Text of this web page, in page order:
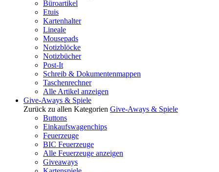
Büroartikel
Etuis
Kartenhalter
Lineale
Mousepads
Notizblöcke
Notizbücher
Post-It
Schreib & Dokumentenmappen
Taschenrechner
Alle Artikel anzeigen
Give-Aways & Spiele
Zurück zu allen Kategorien Give-Aways & Spiele
Buttons
Einkaufswagenchips
Feuerzeuge
BIC Feuerzeuge
Alle Feuerzeuge anzeigen
Giveaways